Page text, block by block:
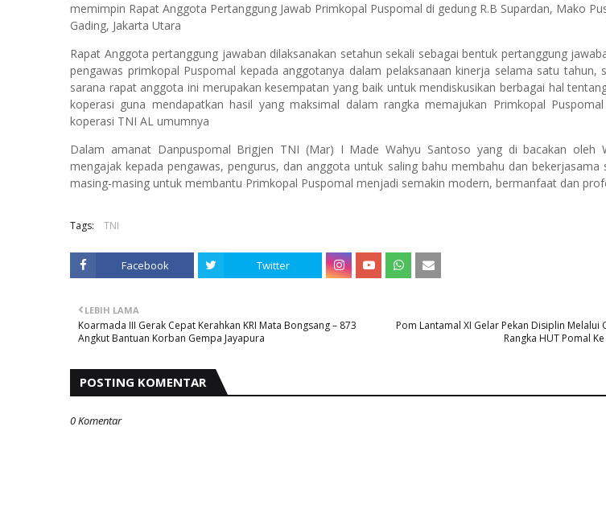
memimpin Rapat Anggota Pertanggung Jawab Primkopal Puspomal di gedung R.B Supardan, Mako
Gading, Jakarta Utara
Rapat Anggota pertanggung jawaban dilaksanakan setahun sekali sebagai bentuk pertanggung
pengawas primkopal Puspomal kepada anggotanya dalam pelaksanaan kinerja selama satu tahun,
sarana rapat anggota ini merupakan kesempatan yang baik untuk mendiskusikan berbagai hal
koperasi guna mendapatkan hasil yang maksimal dalam rangka memajukan Primkopal
koperasi TNI AL umumnya
Dalam amanat Danpuspomal Brigjen TNI (Mar) I Made Wahyu Santoso yang di bacakan oleh
mengajak kepada pengawas, pengurus, dan anggota untuk saling bahu membahu dan bekerjasama
masing-masing untuk membantu Primkopal Puspomal menjadi semakin modern, bermanfaat dan
Tags: TNI
Facebook Twitter
Pom Lantamal XI Gelar Pekan Disiplin Melalui
Rangka HUT Pomal
LEBIH LAMA
Koarmada III Gerak Cepat Kerahkan KRI Mata Bongsang – 873
Angkut Bantuan Korban Gempa Jayapura
POSTING KOMENTAR
0 Komentar